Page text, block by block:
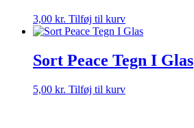
3,00 kr. Tilføj til kurv
Sort Peace Tegn I Glas
5,00 kr. Tilføj til kurv